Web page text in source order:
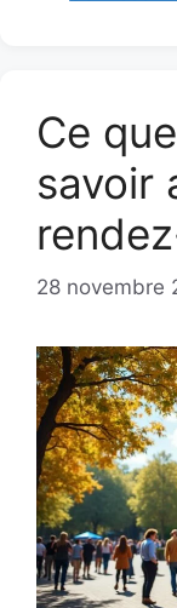
Ce
savoir
28 novembre